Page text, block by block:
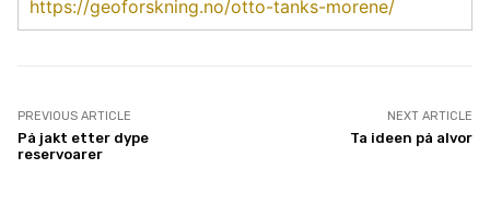
https://geoforskning.no/otto-tanks-morene/
PREVIOUS ARTICLE
På jakt etter dype
reservoarer
NEXT ARTICLE
Ta ideen på alvor